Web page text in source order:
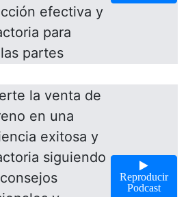
efectiva y
para
partes
la venta de
en una
exitosa y
siguiendo
Reproducir
Podcast